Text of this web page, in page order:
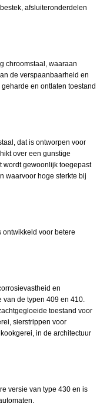
afsluiteronderdelen
chroomstaal, waaraan
de verspaanbaarheid en
en ontlaten toestand
dat is ontworpen voor
over een gunstige
wordt gewoonlijk toegepast
waarvoor hoge sterkte bij
ontwikkeld voor betere
en
de typen 409 en 410.
toestand voor
sierstrippen voor
in de architectuur
versie van type 430 en is